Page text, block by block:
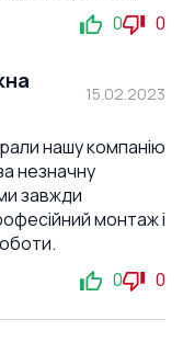
0 0
15.02.2023
нашу компанію
незначну
завжди
монтаж і
0 0